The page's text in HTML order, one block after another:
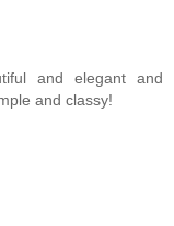
and elegant and
and classy!